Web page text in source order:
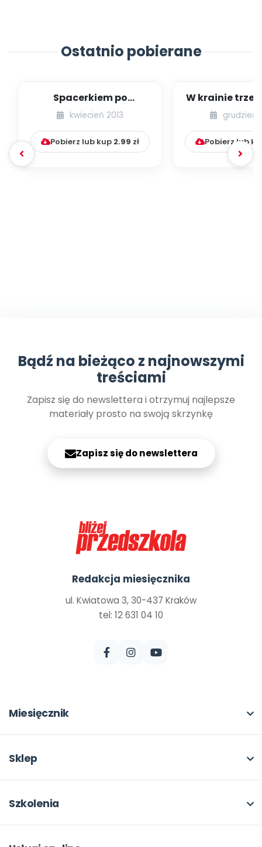
Ostatnio pobierane
Spacerkiem po
Krakowie (inscenizacja
muzyczno-ruchowa)
kwiecień 2013
Pobierz lub kup 2.99 zł
W krainie
grudzień
Pobierz lub
Bądź na bieżąco z najnowszymi
treściami
Zapisz się do newslettera i otrzymuj najlepsze
materiały prosto na swoją skrzynkę
Zapisz się do newslettera
Redakcja miesięcznika
ul. Kwiatowa 3, 30-437 Kraków
tel: 12 631 04 10
Miesięcznik
W numerze
Pomoce dydaktyczne
Sklep
Moje zakupy
Szkolenia